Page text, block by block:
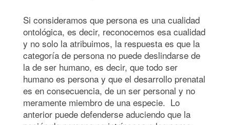
Si consideramos que persona es una cualidad
ontológica, es decir, reconocemos esa cualidad
y no solo la atribuimos, la respuesta es que la
categoría de persona no puede deslindarse de
la de ser humano, es decir, que todo ser
humano es persona y que el desarrollo prenatal
es en consecuencia, de un ser personal y no
meramente miembro de una especie. Lo
anterior puede defenderse aduciendo que la